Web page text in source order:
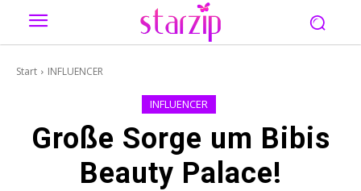
Start INFLUENCER
INFLUENCER
Große Sorge um Bibis
Beauty Palace!